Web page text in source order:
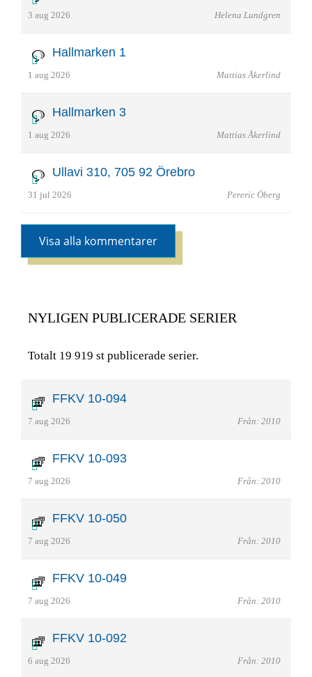
3 aug 2026 Helena Lundgren
Hallmarken 1
1 aug 2026 Mattias Åkerlind
Hallmarken 3
1 aug 2026 Mattias Åkerlind
Ullavi 310, 705 92 Örebro
31 jul 2026 Pereric Öberg
Visa alla kommentarer
NYLIGEN PUBLICERADE SERIER
Totalt 19 919 st publicerade serier.
FFKV 10-094
7 aug 2026 Från: 2010
FFKV 10-093
7 aug 2026 Från: 2010
FFKV 10-050
7 aug 2026 Från: 2010
FFKV 10-049
7 aug 2026 Från: 2010
FFKV 10-092
6 aug 2026 Från: 2010